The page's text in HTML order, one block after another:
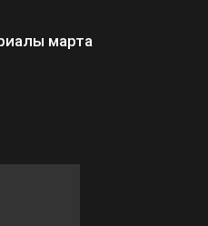
марта